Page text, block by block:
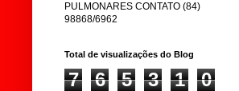
PULMONARES CONTATO (84)
98868/6962
Total de visualizações do Blog
7 6 5 3 1
0